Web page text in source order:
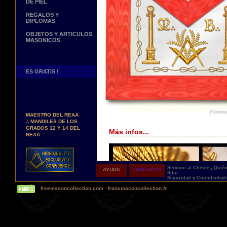
∴MANDILES DE LOS
GRADOS 12 Y 14 DEL
REAA
TU NOMBRE BORDADO
SOBRE TU MANDIL, TU
BANDA O TU COLLARIN
∴UNA PAGINA DE
TESTIMONIOS DE
DE PIEL
REGALOS Y
DIPLOMAS
OBJETOS Y ARTICULOS
MASONICOS
ES GRATIS !
AYUDA CONTACTO Servicio al Cliente
Sitio.
Seguridad y
freemasoncollection.com - francmaconcollection.fr
Más infos...